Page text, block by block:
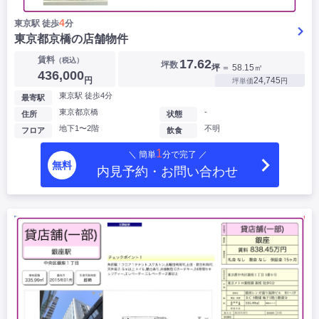
東京駅 徒歩4分
東京都京橋の店舗物件
賃料（税込）
436,000円
坪数 17.62坪 ＝ 58.15㎡
坪単価24,745円
最寄駅 東京駅 徒歩4分
住所 東京都京橋
フロア 地下1〜2階
状態 -
飲食 不明
無料
＼ 簡単1分で完了 ／
内見予約・お問い合わせ